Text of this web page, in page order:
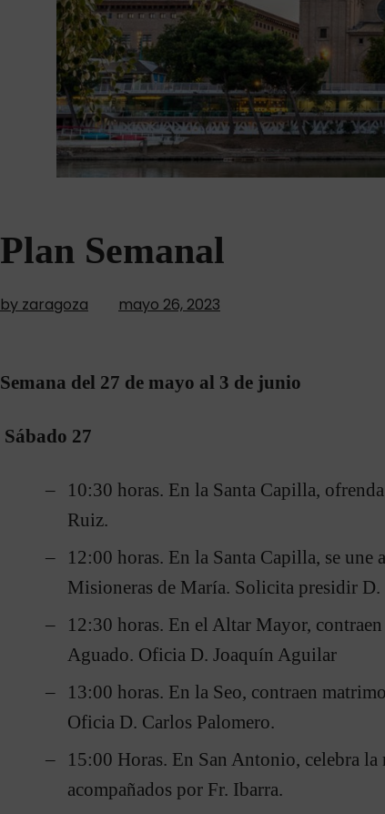
Plan Semanal
by zaragoza mayo 26, 2023
Semana del 27 de mayo al 3 de junio
Sábado 27
10:30 horas. En la Santa Capilla,
Ruiz.
12:00 horas. En la Santa Capilla, se une
Misioneras de María. Solicita presidir D.
12:30 horas. En el Altar Mayor,
Aguado. Oficia D. Joaquín Aguilar
13:00 horas. En la Seo, contraen
Oficia D. Carlos Palomero.
15:00 Horas. En San Antonio, celebra
acompañados por Fr. Ibarra.